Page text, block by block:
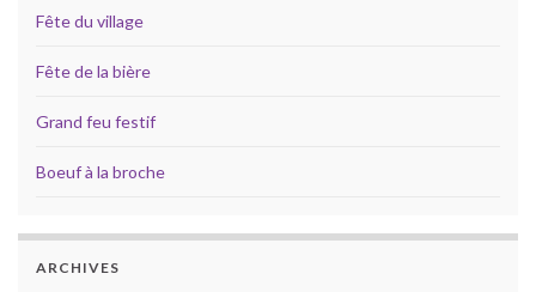
Fête du village
Fête de la bière
Grand feu festif
Boeuf à la broche
ARCHIVES